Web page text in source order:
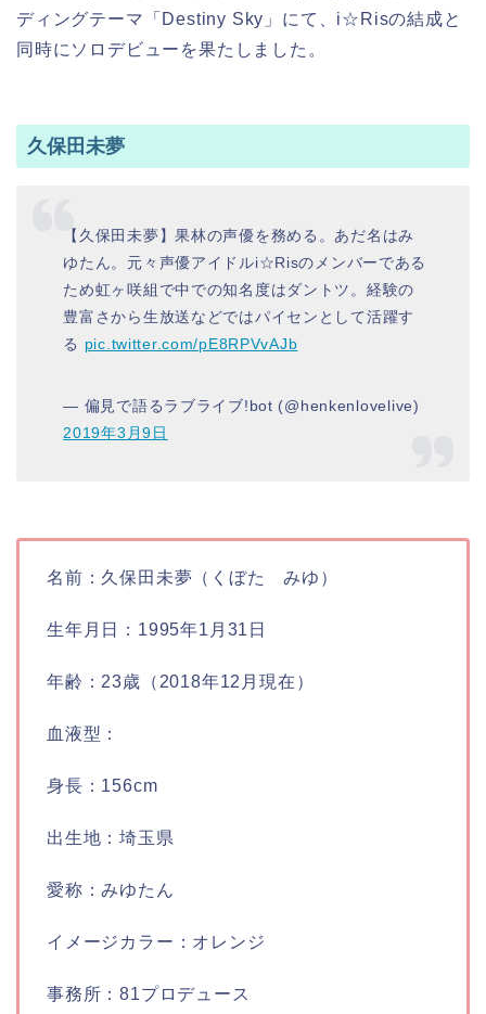
ディングテーマ「Destiny Sky」にて、 i☆Risの結成と
同時にソロデビューを果たしました。
久保田未夢
【久保田未夢】果林の声優を務める。あだ名はみ
ゆたん。元々声優アイドルi☆Risのメンバーである
ため虹ヶ咲組で中での知名度はダントツ。経験の
豊富さから生放送などではパイセンとして活躍す
る pic.twitter.com/pE8RPVvAJb
— 偏見で語るラブライブ!bot (@henkenlovelive)
2019年3月9日
名前：久保田未夢（くぼた みゆ）
生年月日：1995年1月31日
年齢：23歳（2018年12月現在）
血液型：
身長：156cm
出生地：埼玉県
愛称：みゆたん
イメージカラー：オレンジ
事務所：81プロデュース